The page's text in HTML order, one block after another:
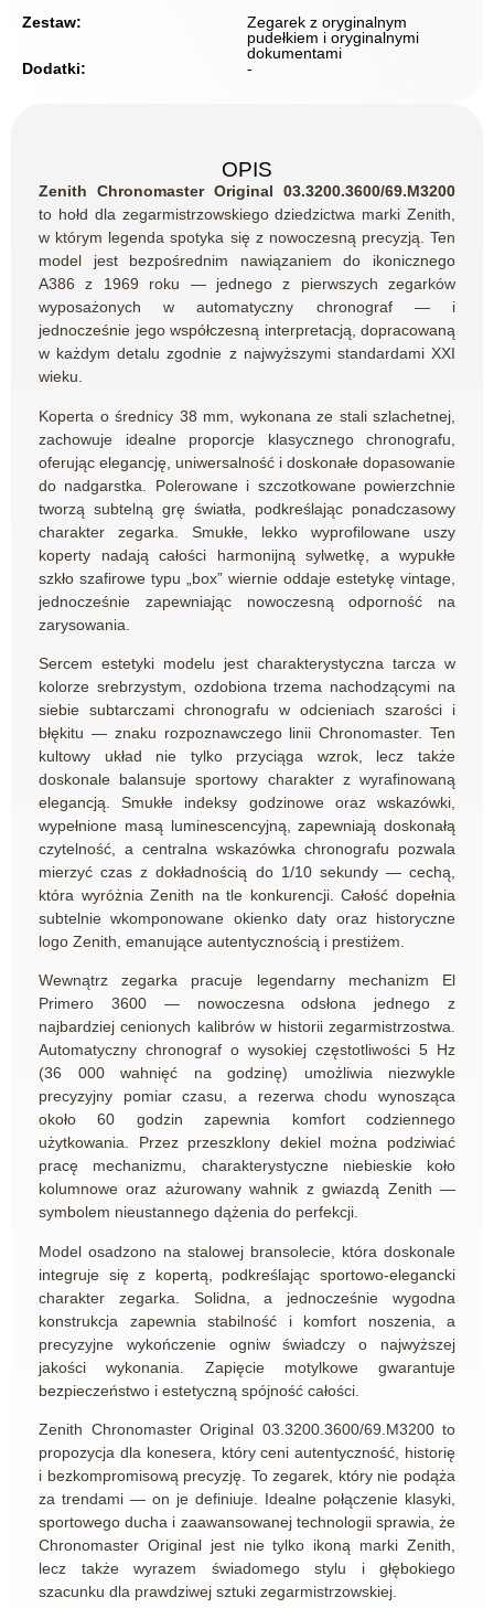
Zestaw:
Zegarek z oryginalnym
pudełkiem i oryginalnymi
dokumentami
Dodatki:
-
OPIS
Zenith Chronomaster Original 03.3200.3600/69.M3200
to hołd dla zegarmistrzowskiego dziedzictwa marki Zenith,
w którym legenda spotyka się z nowoczesną precyzją. Ten
model jest bezpośrednim nawiązaniem do ikonicznego
A386 z 1969 roku — jednego z pierwszych zegarków
wyposażonych w automatyczny chronograf — i
jednocześnie jego współczesną interpretacją, dopracowaną
w każdym detalu zgodnie z najwyższymi standardami XXI
wieku.
Koperta o średnicy 38 mm, wykonana ze stali szlachetnej,
zachowuje idealne proporcje klasycznego chronografu,
oferując elegancję, uniwersalność i doskonałe dopasowanie
do nadgarstka. Polerowane i szczotkowane powierzchnie
tworzą subtelną grę światła, podkreślając ponadczasowy
charakter zegarka. Smukłe, lekko wyprofilowane uszy
koperty nadają całości harmonijną sylwetkę, a wypukłe
szkło szafirowe typu „box” wiernie oddaje estetykę vintage,
jednocześnie zapewniając nowoczesną odporność na
zarysowania.
Sercem estetyki modelu jest charakterystyczna tarcza w
kolorze srebrzystym, ozdobiona trzema nachodzącymi na
siebie subtarczami chronografu w odcieniach szarości i
błękitu — znaku rozpoznawczego linii Chronomaster. Ten
kultowy układ nie tylko przyciąga wzrok, lecz także
doskonale balansuje sportowy charakter z wyrafinowaną
elegancją. Smukłe indeksy godzinowe oraz wskazówki,
wypełnione masą luminescencyjną, zapewniają doskonałą
czytelność, a centralna wskazówka chronografu pozwala
mierzyć czas z dokładnością do 1/10 sekundy — cechą,
która wyróżnia Zenith na tle konkurencji. Całość dopełnia
subtelnie wkomponowane okienko daty oraz historyczne
logo Zenith, emanujące autentycznością i prestiżem.
Wewnątrz zegarka pracuje legendarny mechanizm El
Primero 3600 — nowoczesna odsłona jednego z
najbardziej cenionych kalibrów w historii zegarmistrzostwa.
Automatyczny chronograf o wysokiej częstotliwości 5 Hz
(36 000 wahnięć na godzinę) umożliwia niezwykle
precyzyjny pomiar czasu, a rezerwa chodu wynosząca
około 60 godzin zapewnia komfort codziennego
użytkowania. Przez przeszklony dekiel można podziwiać
pracę mechanizmu, charakterystyczne niebieskie koło
kolumnowe oraz ażurowany wahnik z gwiazdą Zenith —
symbolem nieustannego dążenia do perfekcji.
Model osadzono na stalowej bransolecie, która doskonale
integruje się z kopertą, podkreślając sportowo-elegancki
charakter zegarka. Solidna, a jednocześnie wygodna
konstrukcja zapewnia stabilność i komfort noszenia, a
precyzyjne wykończenie ogniw świadczy o najwyższej
jakości wykonania. Zapięcie motylkowe gwarantuje
bezpieczeństwo i estetyczną spójność całości.
Zenith Chronomaster Original 03.3200.3600/69.M3200 to
propozycja dla konesera, który ceni autentyczność, historię
i bezkompromisową precyzję. To zegarek, który nie podąża
za trendami — on je definiuje. Idealne połączenie klasyki,
sportowego ducha i zaawansowanej technologii sprawia, że
Chronomaster Original jest nie tylko ikoną marki Zenith,
lecz także wyrazem świadomego stylu i głębokiego
szacunku dla prawdziwej sztuki zegarmistrzowskiej.